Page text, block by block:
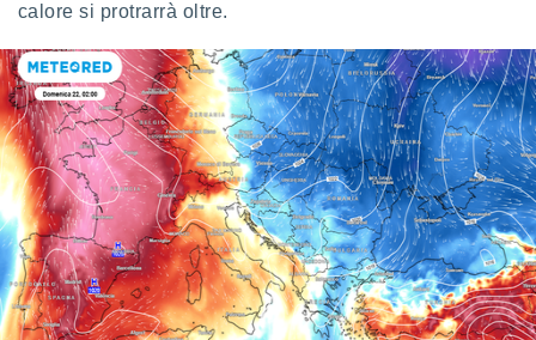
delle
dei
e degli
nostri
calore si protrarrà oltre.